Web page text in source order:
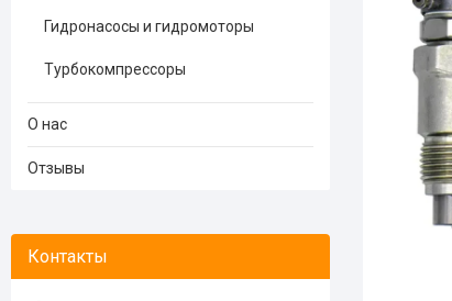
Гидронасосы и гидромоторы
Турбокомпрессоры
О нас
Отзывы